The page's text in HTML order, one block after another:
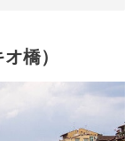
橋）